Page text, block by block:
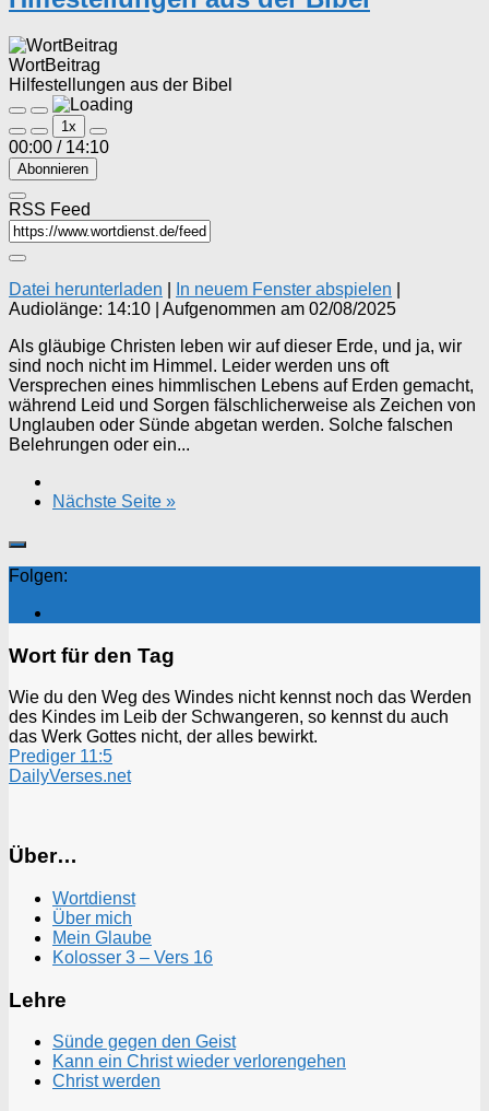
WortBeitrag
Hilfestellungen aus der Bibel
Play
Episode
Pause
Episode
1x
00:00 / 14:10
Abonnieren
RSS Feed
Datei herunterladen In neuem Fenster abspielen
Audiolänge: 14:10
Aufgenommen am 02/08/2025
Als gläubige Christen leben wir auf dieser Erde, und ja, wir
sind noch nicht im Himmel. Leider werden uns oft
Versprechen eines himmlischen Lebens auf Erden gemacht,
während Leid und Sorgen fälschlicherweise als Zeichen von
Unglauben oder Sünde abgetan werden. Solche falschen
Belehrungen oder ein...
Nächste Seite »
Folgen:
Wort für den Tag
Wie du den Weg des Windes nicht kennst noch das Werden
des Kindes im Leib der Schwangeren, so kennst du auch
das Werk Gottes nicht, der alles bewirkt.
Prediger 11:5
DailyVerses.net
Über…
Wortdienst
Über mich
Mein Glaube
Kolosser 3 – Vers 16
Lehre
Sünde gegen den Geist
Kann ein Christ wieder verlorengehen
Christ werden